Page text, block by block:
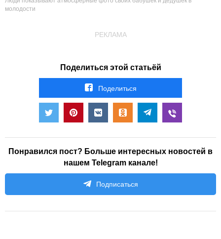
молодости
РЕКЛАМА
Поделиться этой статьёй
Поделиться
Понравился пост? Больше интересных новостей в
нашем Telegram канале!
Подписаться